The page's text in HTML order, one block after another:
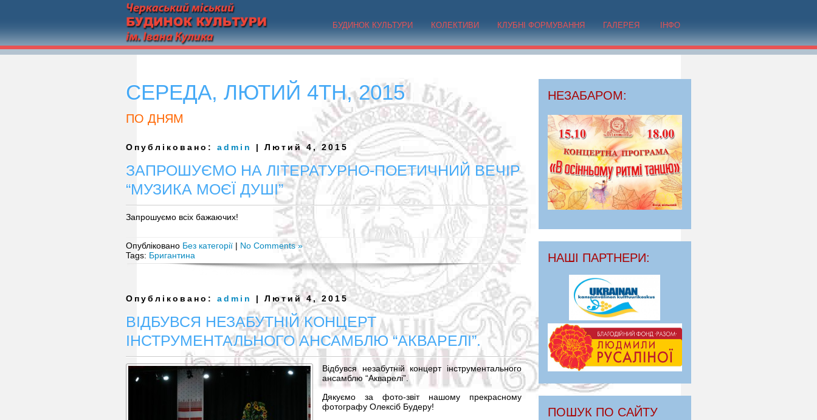
БУДИНОК КУЛЬТУРИ КОЛЕКТИВИ КЛУБНІ ФОРМУВАННЯ ГАЛЕРЕЯ ІНФО
СЕРЕДА, ЛЮТИЙ 4TH, 2015
ПО ДНЯМ
Опубліковано: admin | Лютий 4, 2015
ЗАПРОШУЄМО НА ЛІТЕРАТУРНО-ПОЕТИЧНИЙ ВЕЧІР
“МУЗИКА МОЄЇ ДУШІ”
Запрошуємо всіх бажаючих!
Опубліковано Без категорії | No Comments »
Tags: Бригантина
Опубліковано: admin | Лютий 4, 2015
ВІДБУВСЯ НЕЗАБУТНІЙ КОНЦЕРТ
ІНСТРУМЕНТАЛЬНОГО АНСАМБЛЮ “АКВАРЕЛІ”.
Відбувся незабутній концерт інструментального
ансамблю “Акварелі”.
Дякуємо за фото-звіт нашому прекрасному
фотографу Олексіб Будеру!
НЕЗАБАРОМ:
НАШІ ПАРТНЕРИ:
ПОШУК ПО САЙТУ